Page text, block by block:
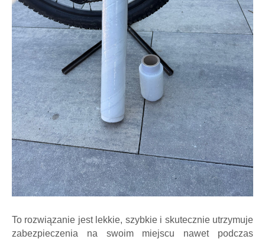
To rozwiązanie jest lekkie, szybkie i skutecznie utrzymuje
zabezpieczenia na swoim miejscu nawet podczas